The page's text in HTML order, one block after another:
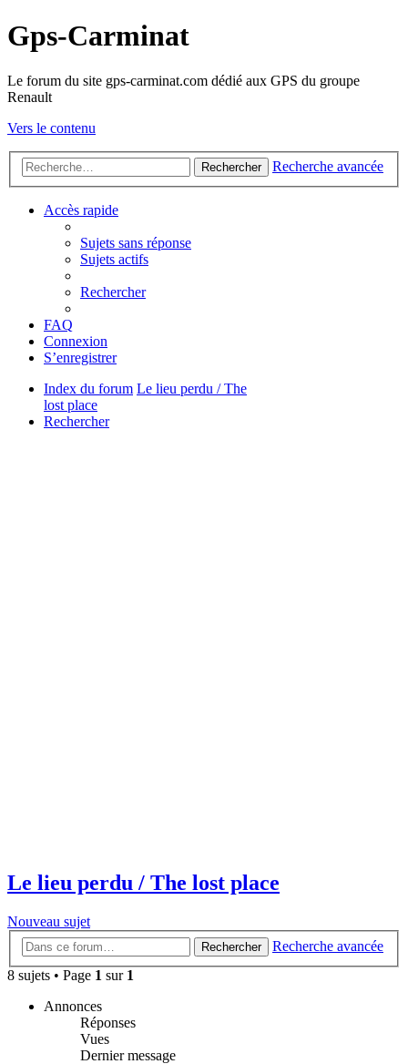
Gps-Carminat
Le forum du site gps-carminat.com dédié aux GPS du groupe
Renault
Vers le contenu
Rechercher Recherche avancée
Accès rapide
Sujets sans réponse
Sujets actifs
Rechercher
FAQ
Connexion
S’enregistrer
Index du forum Le lieu perdu / The
lost place
Rechercher
Le lieu perdu / The lost place
Nouveau sujet
Rechercher
Recherche avancée
8 sujets • Page 1 sur 1
Annonces
Réponses
Vues
Dernier message